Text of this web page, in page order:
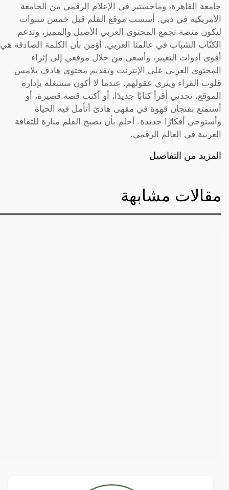
جامعة القاهرة، وماجستير في الإعلام الرقمي من الجامعة
الأمريكية في دبي. أسست موقع القلم قبل خمس سنوات
ليكون منصة تجمع المحتوى العربي الأصيل والمميز، وتدعم
الكتّاب الشباب في عالمنا العربي. أؤمن بأن الكلمة الصادقة هي
أقوى أدوات التغيير، وأسعى من خلال موقعي إلى إثراء
المحتوى العربي على الإنترنت وتقديم محتوى هادف يلامس
قلوب القراء ويثري عقولهم. عندما لا أكون منشغلة بإدارة
الموقع، تجدني أقرأ كتابًا جديدًا، أو أكتب قصة قصيرة، أو
أستمتع بفنجان قهوة في مقهى هادئ أتأمل فيه الحياة
وأستوحي أفكارًا جديدة. أحلم بأن يصبح القلم منارة للثقافة
العربية في العالم الرقمي.
المزيد من التفاصيل
مقالات مشابهة